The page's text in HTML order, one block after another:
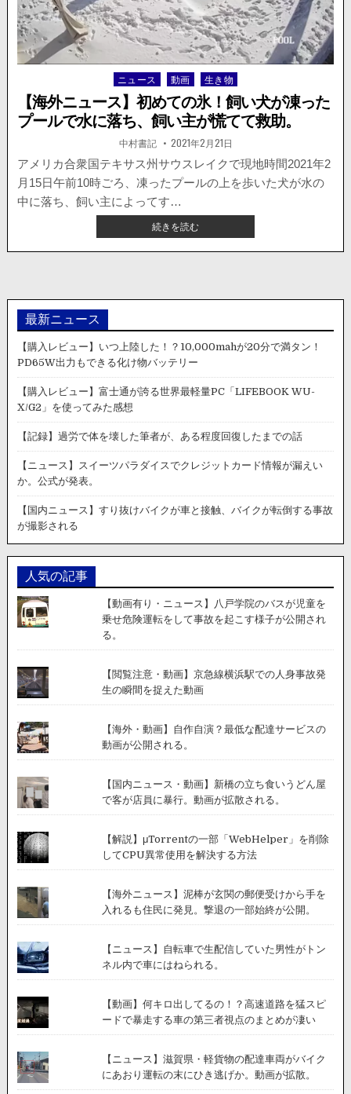
駐
車
場
が
水
浸
し。
監
視
カ
ラ
の
像
に。
Posted
in
ニュース 動画 生き物
【海外ニュース】初めての氷！飼い犬が凍った
プールで水に落ち、飼い主が慌てて救助。
著
者:
中村書記 掲
載
日：
2021年2月21日
アメリカ合衆国テキサス州サウスレイクで現地時間2021年2
月15日午前10時ごろ、凍ったプールの上を歩いた犬が水の
中に落ち、飼い主によってす…
続きを読む【海
外
ニ
ス】
め
て
氷！
飼
犬
が
凍
っ
プ
ー
水
ち、
飼
い
慌
て
て
助。
最新ニュース
【購入レビュー】いつ上陸した！？10,000mahが20分で満タン！
PD65W出力もできる化け物バッテリー
【購入レビュー】富士通が誇る世界最軽量PC「LIFEBOOK WU-
X/G2」を使ってみた感想
【記録】過労で体を壊した筆者が、ある程度回復したまでの話
【ニュース】スイーツパラダイスでクレジットカード情報が漏えい
か。公式が発表。
【国内ニュース】すり抜けバイクが車と接触、バイクが転倒する事故
が撮影される
人気の記事
【動画有り・ニュース】八戸学院のバスが児童を
乗せ危険運転をして事故を起こす様子が公開され
る。
【閲覧注意・動画】京急線横浜駅での人身事故発
生の瞬間を捉えた動画
【海外・動画】自作自演？最低な配達サービスの
動画が公開される。
【国内ニュース・動画】新橋の立ち食いうどん屋
で客が店員に暴行。動画が拡散される。
【解説】μTorrentの一部「WebHelper」を削除
してCPU異常使用を解決する方法
【海外ニュース】泥棒が玄関の郵便受けから手を
入れるも住民に発見。撃退の一部始終が公開。
【ニュース】自転車で生配信していた男性がトン
ネル内で車にはねられる。
【動画】何キロ出してるの！？高速道路を猛スピ
ードで暴走する車の第三者視点のまとめが凄い
【ニュース】滋賀県・軽貨物の配達車両がバイク
にあおり運転の末にひき逃げか。動画が拡散。